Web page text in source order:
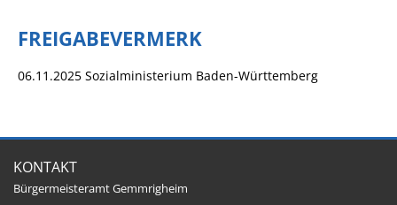
Selbstbestimmung
Wohnungssicherung
Mitarbeitende im Rathaus
Bekanntmachungen
FREIGABEVERMERK
06.11.2025 Sozialministerium Baden-Württemberg
KONTAKT
Bürgermeisteramt Gemmrigheim